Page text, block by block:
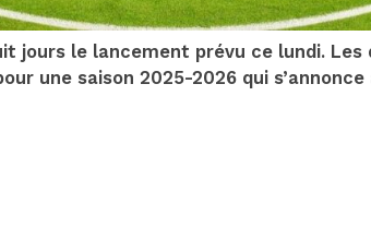
jours le lancement prévu ce lundi. Les
une saison 2025-2026 qui